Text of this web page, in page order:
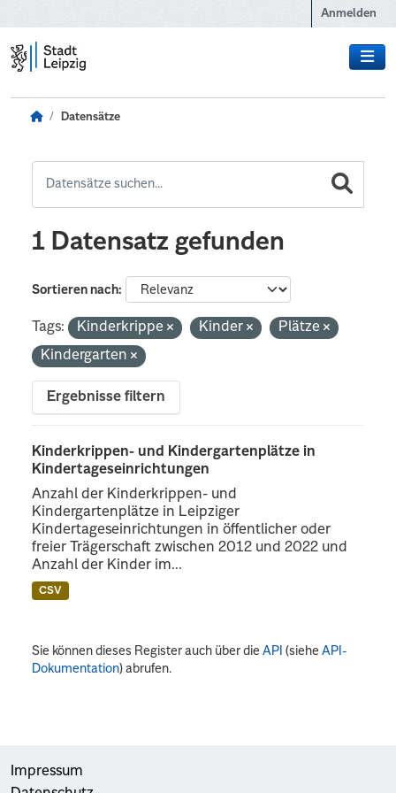
Anmelden
Datensätze
1 Datensatz gefunden
Sortieren nach
Tags: Kinderkrippe Kinder
Plätze
Kindergarten
Ergebnisse filtern
Kinderkrippen- und Kindergartenplätze in
Kindertageseinrichtungen
Anzahl der Kinderkrippen- und
Kindergartenplätze in Leipziger
Kindertageseinrichtungen in öffentlicher oder
freier Trägerschaft zwischen 2012 und 2022 und
Anzahl der Kinder im...
CSV
Sie können dieses Register auch über dieAPI (sieheAPI-
Dokumentation) abrufen.
Impressum